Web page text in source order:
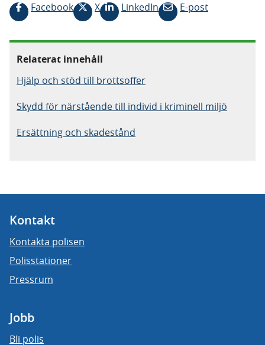
Facebook
X LinkedIn E-post
Relaterat innehåll
Hjälp och stöd till brottsoffer
Skydd för närstående till individ i kriminell miljö
Ersättning och skadestånd
Kontakt
Kontakta polisen
Polisstationer
Pressrum
Jobb
Bli polis